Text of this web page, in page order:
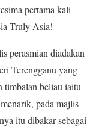
pertama kali
Truly Asia!
perasmian diadakan
Terengganu yang
timbalan beliau iaitu
pada majlis
itu dibakar sebagai